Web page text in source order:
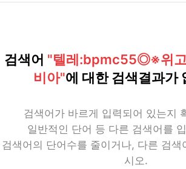
검색어 "텔레:bpmc55◎※위고
비아"에 대한 검색결과가
검색어가 바르게 입력되어 있는지
일반적인 단어 등 다른 검색어를
검색어의 단어수를 줄이거나, 다른 검색
시오.